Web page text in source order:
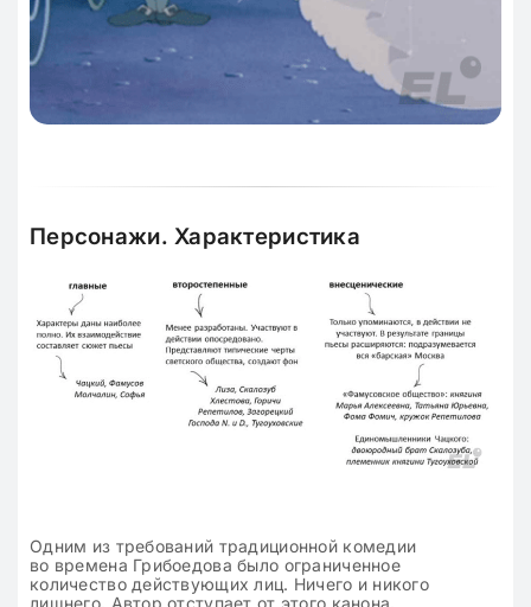
Персонажи. Характеристика
Одним из требований традиционной комедии
во времена Грибоедова было ограниченное
количество действующих лиц. Ничего и никого
лишнего. Автор отступает от этого канона.